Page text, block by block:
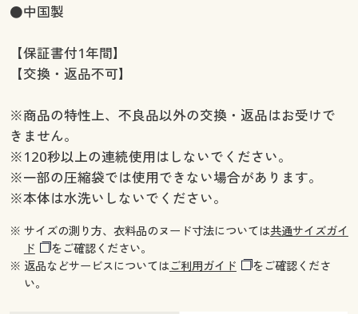
●中国製
【保証書付1年間】
【交換・返品不可】
※商品の特性上、不良品以外の交換・返品はお受けで
きません。
※120秒以上の連続使用はしないでください。
※一部の圧縮袋では使用できない場合があります。
※本体は水洗いしないでください。
※ サイズの測り方、衣料品のヌード寸法については共通サイズガイ
ド
をご確認ください。
※ 返品などサービスについてはご利用ガイド
をご確認くださ
い。